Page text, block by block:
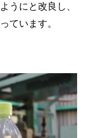
うにと改良し、
ています。